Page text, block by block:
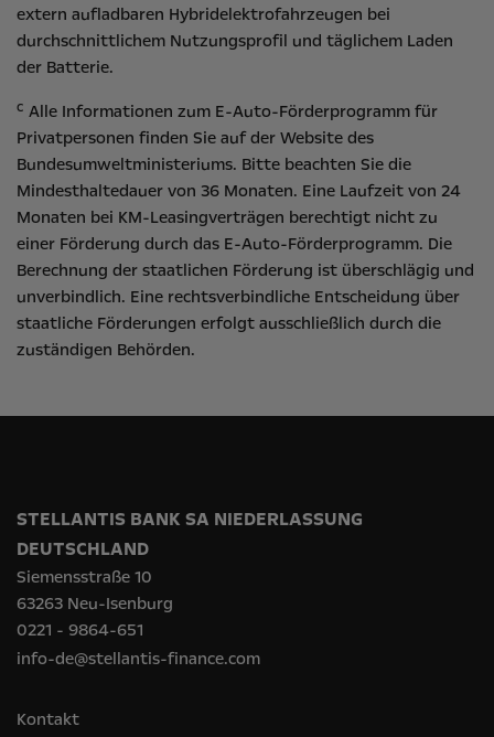
extern aufladbaren Hybridelektrofahrzeugen bei
durchschnittlichem Nutzungsprofil und täglichem Laden
der Batterie.
c Alle Informationen zum E-Auto-Förderprogramm für
Privatpersonen finden Sie auf der Website des
Bundesumweltministeriums. Bitte beachten Sie die
Mindesthaltedauer von 36 Monaten. Eine Laufzeit von 24
Monaten bei KM-Leasingverträgen berechtigt nicht zu
einer Förderung durch das E-Auto-Förderprogramm. Die
Berechnung der staatlichen Förderung ist überschlägig und
unverbindlich. Eine rechtsverbindliche Entscheidung über
staatliche Förderungen erfolgt ausschließlich durch die
zuständigen Behörden.
STELLANTIS BANK SA NIEDERLASSUNG
DEUTSCHLAND
Siemensstraße 10
63263 Neu-Isenburg
0221 - 9864-651
info-de@stellantis-finance.com
Kontakt